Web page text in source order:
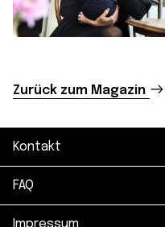
Zurück zum Magazin
Kontakt
FAQ